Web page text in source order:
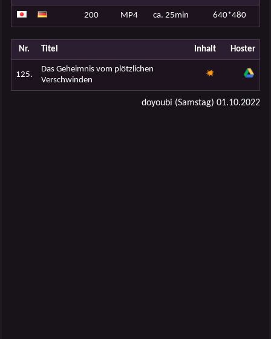
200 MP4 ca. 25min 640*480
Nr. Titel Inhalt Hoster
125.
Das Geheimnis vom plötzlichen
Verschwinden
doyoubi (Samstag) 01.10.2022